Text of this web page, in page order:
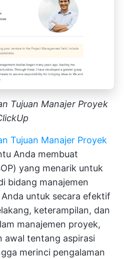
Tujuan Manajer Proyek
Tujuan Manajer Proyek
Anda membuat
yang menarik untuk
bidang manajemen
untuk secara efektif
keterampilan, dan
manajemen proyek,
awal tentang aspirasi
merinci pengalaman